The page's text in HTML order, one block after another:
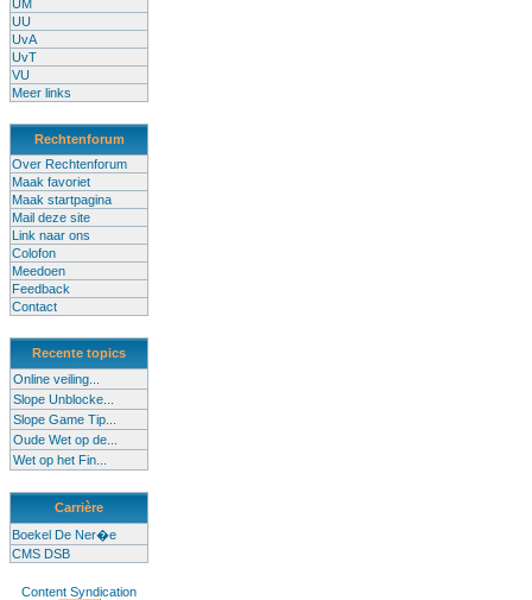
UM
UU
UvA
UvT
VU
Meer links
Rechtenforum
Over Rechtenforum
Maak favoriet
Maak startpagina
Mail deze site
Link naar ons
Colofon
Meedoen
Feedback
Contact
Recente topics
Online veiling...
Slope Unblocke...
Slope Game Tip...
Oude Wet op de...
Wet op het Fin...
Carrière
Boekel De Ner�e
CMS DSB
Content Syndication